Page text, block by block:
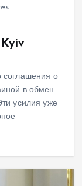
соглашения о
в обмен
усилия уже